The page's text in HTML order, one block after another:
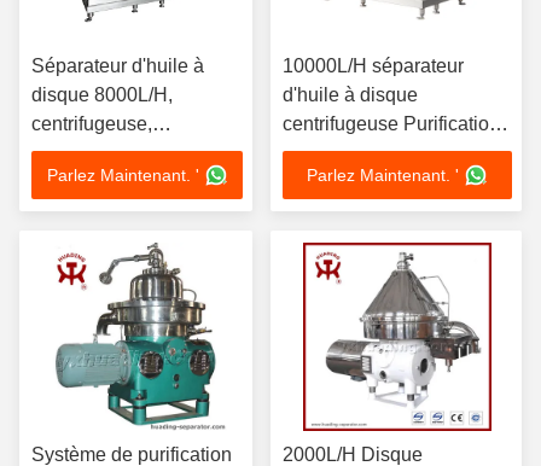
Séparateur d'huile à
disque 8000L/H,
centrifugeuse,
séparation de glycérine
de biodiesel avec
moteur 11kW SS316L
440V, décharge
automatique
Parlez Maintenant. '
10000L/H séparateur
d'huile à disque
centrifugeuse Purification
d'huile de combustible
lourde 15kW Moteur
SS304 Bowl Marine Grade
ISO certifié
Parlez Maintenant. '
Système de purification
2000L/H Disque